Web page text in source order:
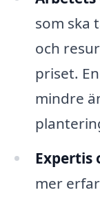
som ska
och
priset.
mindre
Expertis
mer